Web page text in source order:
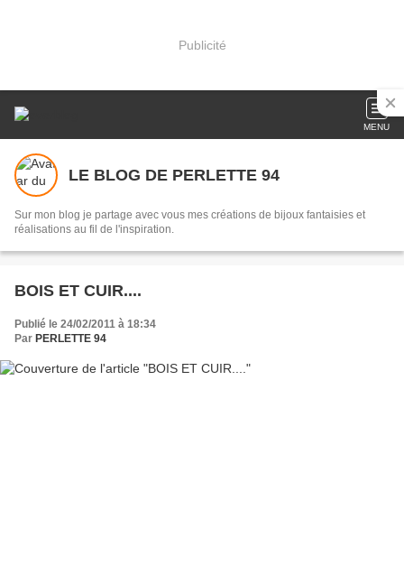
Publicité
MENU
LE BLOG DE PERLETTE 94
Sur mon blog je partage avec vous mes créations de bijoux fantaisies et
réalisations au fil de l'inspiration.
BOIS ET CUIR....
Publié le 24/02/2011 à 18:34
Par PERLETTE 94